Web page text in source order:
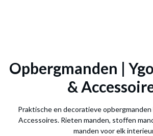
Opbergmanden |
&
Praktische en decoratieve
Accessoires. Rieten manden, stoffen
manden voor elk